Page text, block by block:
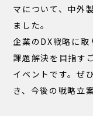
マについて、中外
ました。
企業のDX戦略に
課題解決を目指す
イベントです。ぜ
き、今後の戦略立